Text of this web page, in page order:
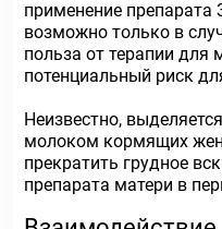
применение
возможно только в
польза от терапии для
потенциальный риск
Неизвестно,
молоком кормящих
прекратить грудное
препарата матери в